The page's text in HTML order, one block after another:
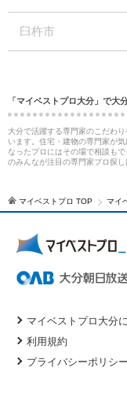
臼杵市
「マイベストプロ大分」で大
大分で活躍する専門家のこだわ
います。住宅・建物の専門家が
なったプロにはその場で相談も
のみんなが注目の専門家プロ探し
マイベストプロ TOP マイ
マイベストプロ大分
利用規約
プライバシーポリシー